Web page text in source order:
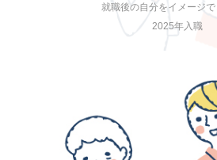
就職後の自分をイメージ
2025年入職